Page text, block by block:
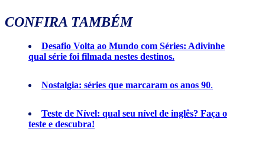
CONFIRA TAMBÉM
Desafio Volta ao Mundo com Séries: Adivinhe
qual série foi filmada nestes destinos.
Nostalgia: séries que marcaram os anos 90.
Teste de Nível: qual seu nível de inglês? Faça o
teste e descubra!